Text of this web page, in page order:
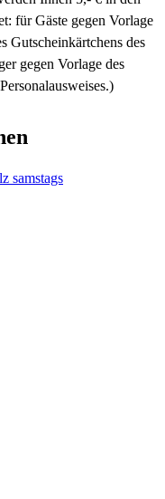
für Gäste gegen Vorlage
Gutscheinkärtchens des
gegen Vorlage des
samstags